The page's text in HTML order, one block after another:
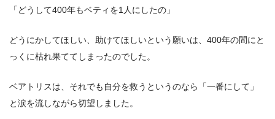
「どうして400年もベティを1人にしたの」
どうにかしてほしい、助けてほしいという願いは、400年の間にと
っくに枯れ果ててしまったのでした。
ベアトリスは、それでも自分を救うというのなら「一番にして」
と涙を流しながら切望しました。